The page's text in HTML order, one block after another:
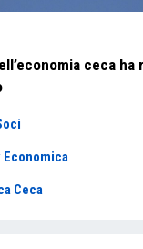
ceca ha
Economica
Ceca